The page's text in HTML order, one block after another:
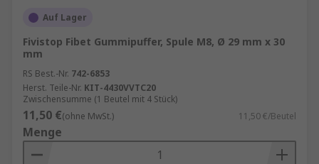
Auf Lager
Fivistop Fibet Gummipuffer, Spule M8, Ø 29 mm x 30
mm
RS Best.-Nr. 742-6853
Herst. Teile-Nr. KIT-4430VVTC20
Zwischensumme (1 Beutel mit 4 Stück)
11,50 €(ohne MwSt.) 11,50 €/Beutel
Menge